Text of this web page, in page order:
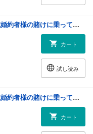
弱気MAX令嬢なのに、辣腕婚約者様の賭けに乗ってしまった ４
カート
試し読み
弱気MAX令嬢なのに、辣腕婚約者様の賭けに乗ってしまった ５
カート